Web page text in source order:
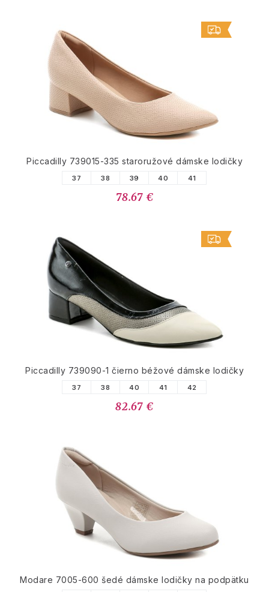
Piccadilly 739015-335 staroružové dámske lodičky
37 38 39 40 41
78.67 €
Piccadilly 739090-1 čierno béžové dámske lodičky
37 38 40 41 42
82.67 €
Modare 7005-600 šedé dámske lodičky na podpätku